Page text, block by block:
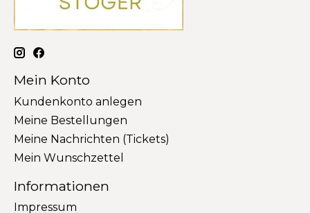
Mein Konto
Kundenkonto anlegen
Meine Bestellungen
Meine Nachrichten (Tickets)
Mein Wunschzettel
Informationen
Impressum